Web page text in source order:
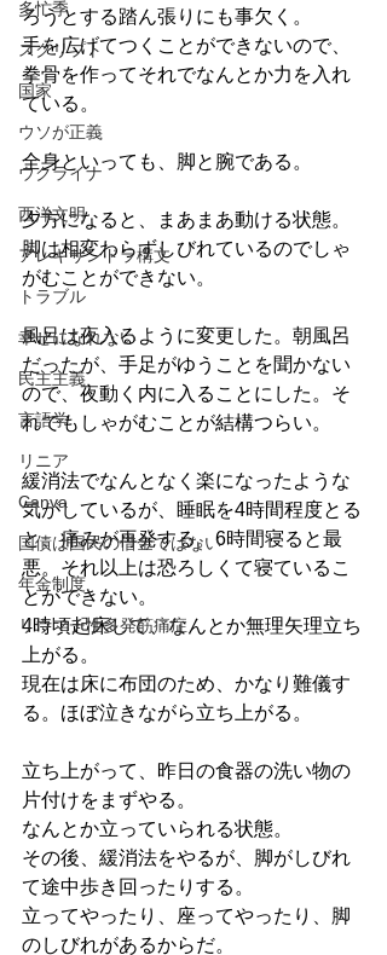
多忙季
スクリプト
国家
ウソが正義
ウクライナ
西洋文明
アレキサンドラ構文
トラブル
幸せになれない
民主主義
言語学
リニア
Canva
国債は国民の借金ではない
年金制度
リウマチ性多発筋痛症
ろうとする踏ん張りにも事欠く。
手を広げてつくことができないので、
拳骨を作ってそれでなんとか力を入れ
ている。
全身といっても、脚と腕である。
夕方になると、まあまあ動ける状態。
脚は相変わらずしびれているのでしゃ
がむことができない。
風呂は夜入るように変更した。朝風呂
だったが、手足がゆうことを聞かない
ので、夜動く内に入ることにした。そ
れでもしゃがむことが結構つらい。
緩消法でなんとなく楽になったような
気がしているが、睡眠を4時間程度とる
と、痛みが再発する。6時間寝ると最
悪。それ以上は恐ろしくて寝ているこ
とができない。
4時頃起床して、なんとか無理矢理立ち
上がる。
現在は床に布団のため、かなり難儀す
る。ほぼ泣きながら立ち上がる。
立ち上がって、昨日の食器の洗い物の
片付けをまずやる。
なんとか立っていられる状態。
その後、緩消法をやるが、脚がしびれ
て途中歩き回ったりする。
立ってやったり、座ってやったり、脚
のしびれがあるからだ。